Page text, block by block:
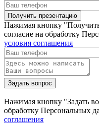
Нажимая кнопку
согласие на обработку
условия соглашения
Нажимая кнопку "Задать
обработку Персональных
соглашения